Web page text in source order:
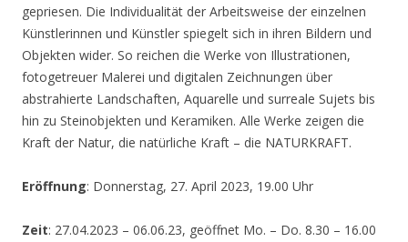
gepriesen. Die Individualität der Arbeitsweise der einzelnen
Künstlerinnen und Künstler spiegelt sich in ihren Bildern und
Objekten wider. So reichen die Werke von Illustrationen,
fotogetreuer Malerei und digitalen Zeichnungen über
abstrahierte Landschaften, Aquarelle und surreale Sujets bis
hin zu Steinobjekten und Keramiken. Alle Werke zeigen die
Kraft der Natur, die natürliche Kraft – die NATURKRAFT.
Eröffnung: Donnerstag, 27. April 2023, 19.00 Uhr
Zeit: 27.04.2023 – 06.06.23, geöffnet Mo. – Do. 8.30 – 16.00